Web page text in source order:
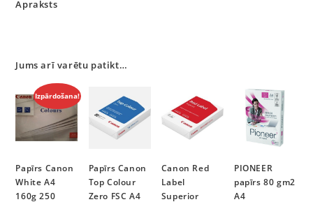
Apraksts
Jums arī varētu patikt…
Izpārdošana!
Papīrs Canon
White A4
160g 250
Papīrs Canon
Top Colour
Zero FSC A4
Canon Red
Label
Superior
PIONEER
papīrs 80 gm2
A4